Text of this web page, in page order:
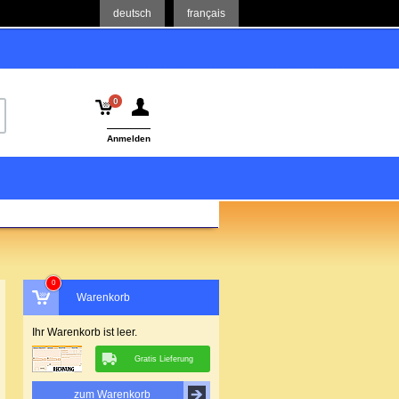
0
Anmelden
Warenkorb
0
Ihr Warenkorb ist leer.
Gratis Lieferung
zum Warenkorb
français
deutsch